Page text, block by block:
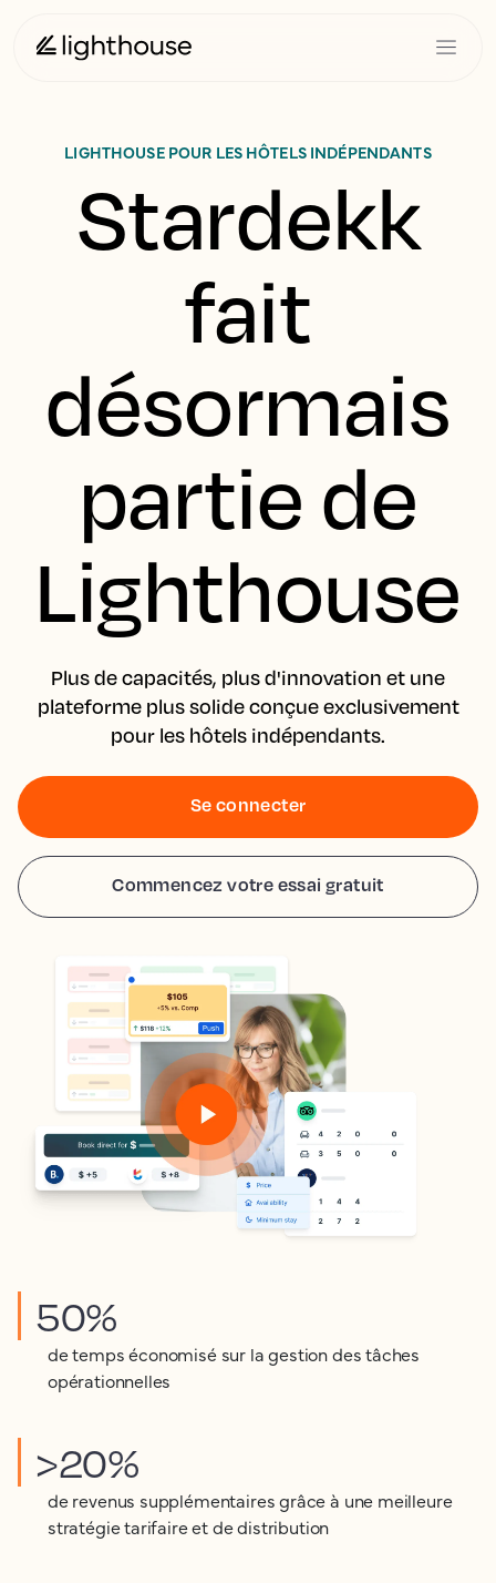
LIGHTHOUSE POUR LES HÔTELS INDÉPENDANTS
Stardekk
fait
désormais
partie de
Lighthouse
Plus de capacités, plus d'innovation et une
plateforme plus solide conçue exclusivement
pour les hôtels indépendants.
Se connecter
Commencez votre essai gratuit
50%
de temps économisé sur la gestion des tâches
opérationnelles
>20%
de revenus supplémentaires grâce à une meilleure
stratégie tarifaire et de distribution